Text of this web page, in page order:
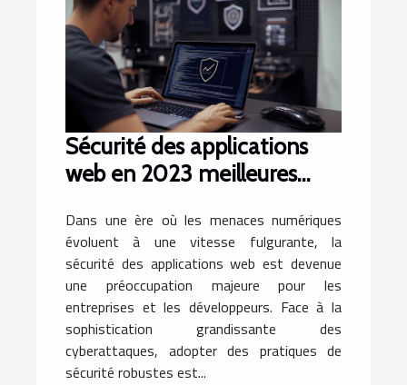
Sécurité des applications
web en 2023 meilleures
votre site contre les
cyberattaques
Dans une ère où les menaces numériques
évoluent à une vitesse fulgurante, la
sécurité des applications web est devenue
une préoccupation majeure pour les
entreprises et les développeurs. Face à la
sophistication grandissante des
cyberattaques, adopter des pratiques de
sécurité robustes est...